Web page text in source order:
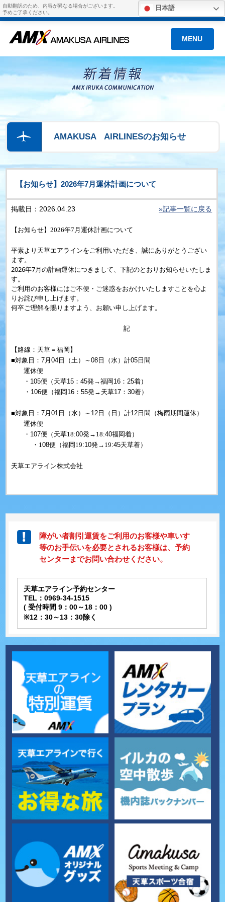
自動翻訳のため、内容が異なる場合がございます。
予めご了承ください。
日本語
MENU
AMAKUSA AIRLINESのお知らせ
【お知らせ】2026年7月運休計画について
掲載日：2026.04.23 »記事一覧に戻る
【お知らせ】2026年7月運休計画について
平素より天草エアラインをご利用いただき、誠にありがとうござい
ます。
2026年7月の計画運休につきまして、下記のとおりお知らせいたしま
す。
ご利用のお客様にはご不便・ご迷惑をおかけいたしますことを心よ
りお詫び申し上げます。
何卒ご理解を賜りますよう、お願い申し上げます。
記
【路線：天草＝福岡】
■対象日：7月04日（土）～08日（水）計05日間
運休便
・105便（天草15：45発→福岡16：25着）
・106便（福岡16：55発→天草17：30着）
■対象日：7月01日（水）～12日（日）計12日間（梅雨期間運休）
運休便
・107便（天草18:00発→18:40福岡着）
・108便（福岡19:10発→19:45天草着）
天草エアライン株式会社
障がい者割引運賃をご利用のお客様や車いす
等のお手伝いを必要とされるお客様は、予約
センターまでお問い合わせください。
天草エアライン予約センター
TEL：0969-34-1515
( 受付時間 9：00～18：00 )
※12：30～13：30除く